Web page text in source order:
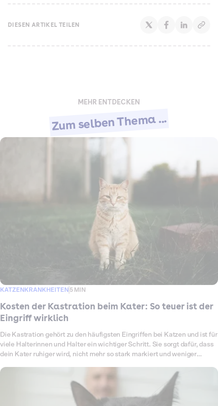
DIESEN ARTIKEL TEILEN
MEHR ENTDECKEN
Zum selben Thema ...
KATZENKRANKHEITEN 5 MIN
Kosten der Kastration beim Kater: So teuer ist der
Eingriff wirklich
Die Kastration gehört zu den häufigsten Eingriffen bei Katzen und ist für
viele Halterinnen und Halter ein wichtiger Schritt. Sie sorgt dafür, dass
dein Kater ruhiger wird, nicht mehr so stark markiert und weniger
Nachwuchs verhindert, was besonders bei Freigängern eine große
Rolle spielt. Trotzdem taucht schnell die Frage auf: Wie hoch sind die
Kosten für eine Kastration beim Kater und was kommt insgesamt auf
mich zu? Die Preise hängen von der Tierarztpraxis, der Narkoseart und